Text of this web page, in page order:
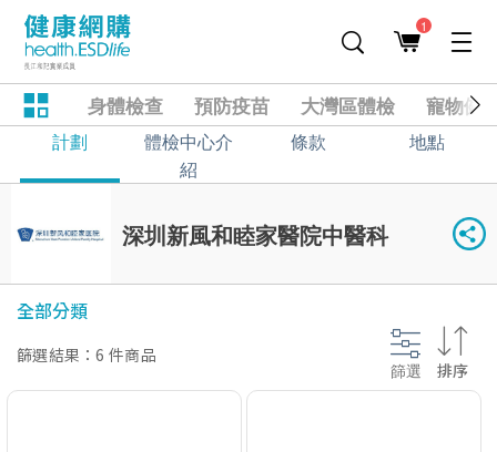
1
身體檢查 預防疫苗 大灣區體檢 寵物健
計劃
體檢中心介
紹
條款 地點
深圳新風和睦家醫院中醫科
全部分類
篩選結果：6 件商品
篩選 排序